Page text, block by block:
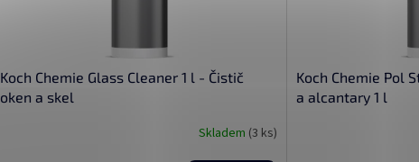
Koch Chemie Glass Cleaner 1 l - Čistič
oken a skel
Skladem (3 ks)
Koch Chemie Pol
a alcantary 1 l